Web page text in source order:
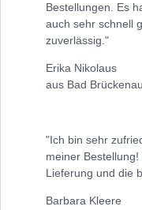
Bestellungen. Es
auch sehr schnell
zuverlässig."
Erika Nikolaus
aus Bad Brückenau
"Ich bin sehr
meiner
Lieferung und die
Barbara Kleere